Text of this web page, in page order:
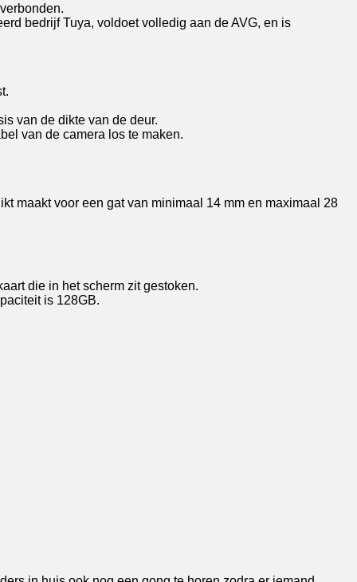
bedrijf Tuya, voldoet volledig aan de AVG, en is
van de dikte van de deur.
van de camera los te maken.
maakt voor een gat van minimaal 14 mm en maximaal 28
die in het scherm zit gestoken.
is 128GB.